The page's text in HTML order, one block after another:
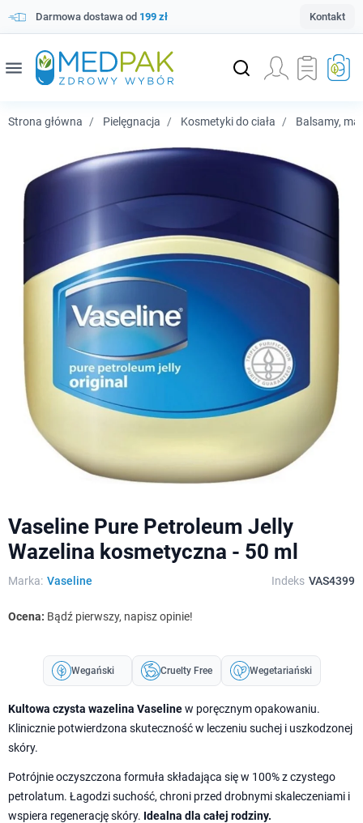
Darmowa dostawa od 199 zł Kontakt
menu
Strona główna Pielęgnacja Kosmetyki do ciała Balsamy,
Vaseline Pure Petroleum Jelly
Wazelina kosmetyczna - 50 ml
Marka: Vaseline Indeks VAS4399
Ocena: Bądź pierwszy, napisz opinie!
Wegański Cruelty Free Wegetariański
Kultowa czysta wazelina Vaselinew poręcznym opakowaniu.
Klinicznie potwierdzona skuteczność w leczeniu suchej i uszkodzonej
skóry.
Potrójnie oczyszczona formuła składająca się w 100% z czystego
petrolatum. Łagodzi suchość, chroni przed drobnymi skaleczeniami i
wspiera regenerację skóry. Idealna dla całej rodziny.